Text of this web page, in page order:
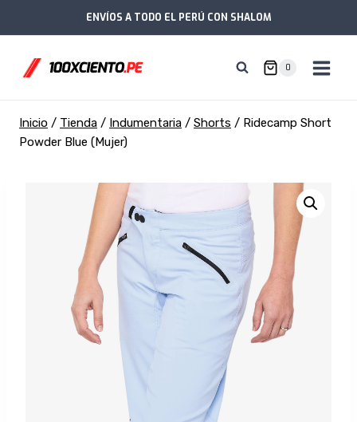
al
ENVÍOS A TODO EL PERÚ CON SHALOM
0
Inicio / Tienda / Indumentaria / Shorts / Ridecamp Short
Powder Blue (Mujer)